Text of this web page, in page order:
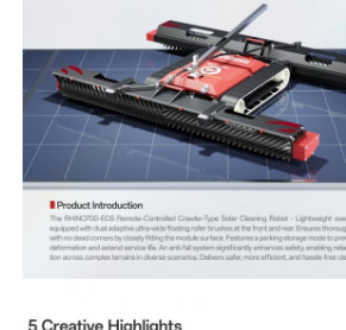
सौर पैनल रोलर ब्रश
सौर पैनल सफाई उपकरण
सौर पैनल धोने का उपकरण